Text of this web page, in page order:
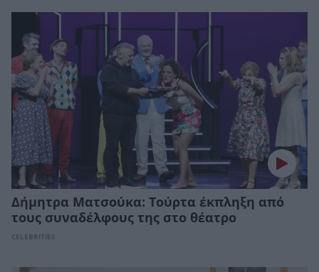
Δήμητρα Ματσούκα: Τούρτα έκπληξη από
τους συναδέλφους της στο θέατρο
CELEBRITIES